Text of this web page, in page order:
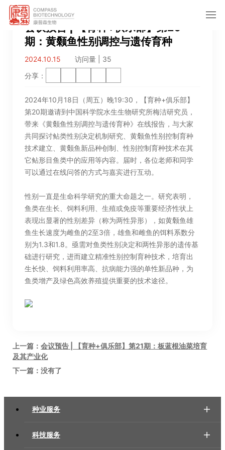
会议预告 | 【育种+俱乐部】第20
期：黄颡鱼性别调控与遗传育种
2024.10.15 访问量 | 35
分享：
2024年10月18日（周五）晚19:30，【育种+俱乐部】
第20期邀请到中国科学院水生生物研究所梅洁研究员，
带来《黄颡鱼性别调控与遗传育种》在线报告，与大家
共同探讨鲇类性别决定机制研究、黄颡鱼性别控制育种
技术建立、黄颡鱼新品种创制、性别控制育种技术在其
它鲇形目鱼类中的应用等内容。届时，各位老师和同学
可以通过在线问答的方式与嘉宾进行互动。
性别一直是生命科学研究的重大命题之一。研究表明，
鱼类在生长、饲料利用、生殖或免疫等重要经济性状上
表现出显著的性别差异（称为两性异形），如黄颡鱼雄
鱼生长速度为雌鱼的2至3倍，雄鱼和雌鱼的饵料系数分
别为1.3和1.8。亟需对鱼类性别决定和两性异形的遗传基
础进行研究，进而建立精准性别控制育种技术，培育出
生长快、饲料利用率高、抗病能力强的单性新品种，为
鱼类增产及绿色高效养殖提供重要的技术途径。
上一篇：会议预告 | 【育种+俱乐部】第21期：板蓝根油菜培育
及其产业化
下一篇：没有了
种业服务
科技服务